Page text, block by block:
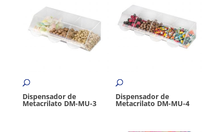
Dispensador de
Metacrilato DM-MU-3
Dispensador de
Metacrilato DM-MU-4